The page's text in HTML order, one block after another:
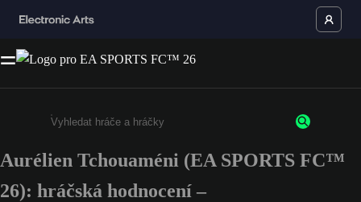
Enter a minimum of 3 characters or numbers
Aurélien Tchouaméni (EA SPORTS FC™
26): hráčská hodnocení –